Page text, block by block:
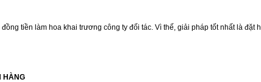
tiền làm hoa khai trương công ty đối tác. Vì thế, giải pháp tốt nhất là đặt
HÀNG